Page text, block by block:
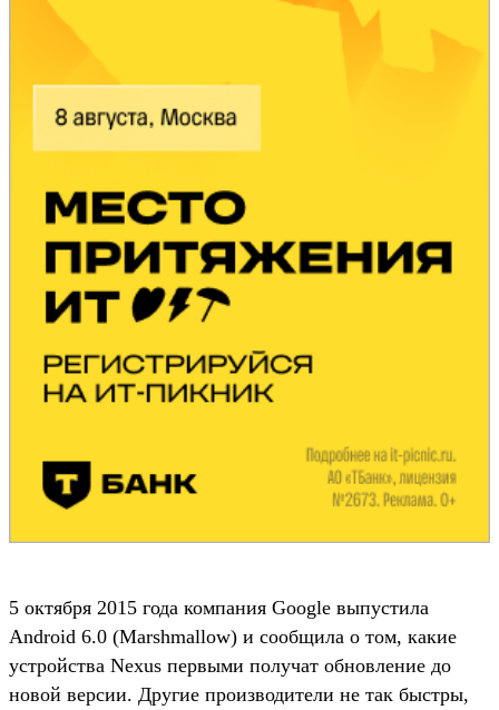
5 октября 2015 года компания Google выпустила
Android 6.0 (Marshmallow) и сообщила о том, какие
устройства Nexus первыми получат обновление до
новой версии. Другие производители не так быстры,